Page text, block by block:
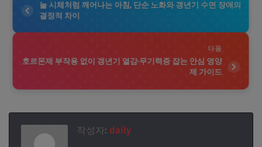
늘 시체처럼 깨어나는 아침, 단순 노화와 갱년기 수면 장애의
결정적 차이
다음
호르몬제 부작용 없이 갱년기 열감·무기력증 잡는 안심 영양
제 가이드
작성자: daily